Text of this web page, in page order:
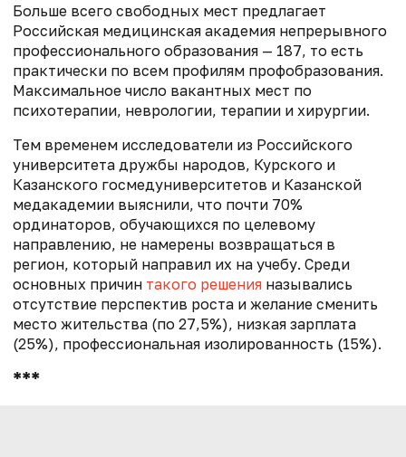
Больше всего свободных мест предлагает
Российская медицинская академия непрерывного
профессионального образования — 187, то есть
практически по всем профилям профобразования.
Максимальное число вакантных мест по
психотерапии, неврологии, терапии и хирургии.
Тем временем исследователи из Российского
университета дружбы народов, Курского и
Казанского госмедуниверситетов и Казанской
медакадемии выяснили, что почти 70%
ординаторов, обучающихся по целевому
направлению, не намерены возвращаться в
регион, который направил их на учебу. Среди
основных причин такого решения назывались
отсутствие перспектив роста и желание сменить
место жительства (по 27,5%), низкая зарплата
(25%), профессиональная изолированность (15%).
***